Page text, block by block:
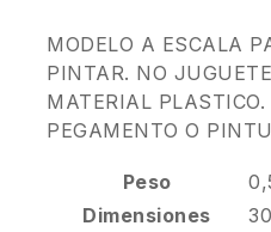
MODELO A ESCALA
PINTAR. NO JUGUETE
MATERIAL
PEGAMENTO O
Peso
Dimensiones